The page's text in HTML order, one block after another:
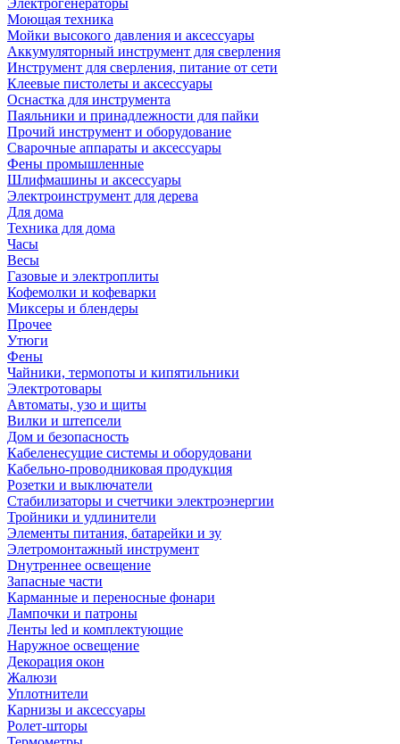
Электрогенераторы
Моющая техника
Мойки высокого давления и аксессуары
Аккумуляторный инструмент для сверления
Инструмент для сверления, питание от сети
Клеевые пистолеты и аксессуары
Оснастка для инструмента
Паяльники и принадлежности для пайки
Прочий инструмент и оборудование
Сварочные аппараты и аксессуары
Фены промышленные
Шлифмашины и аксессуары
Электроинструмент для дерева
Для дома
Техника для дома
Часы
Весы
Газовые и электроплиты
Кофемолки и кофеварки
Миксеры и блендеры
Прочее
Утюги
Фены
Чайники, термопоты и кипятильники
Электротовары
Автоматы, узо и щиты
Вилки и штепсели
Дом и безопасность
Кабеленесущие системы и оборудовани
Кабельно-проводниковая продукция
Розетки и выключатели
Стабилизаторы и счетчики электроэнергии
Тройники и удлинители
Элементы питания, батарейки и зу
Элетромонтажный инструмент
Dнутреннее освещение
Запасные части
Карманные и переносные фонари
Лампочки и патроны
Ленты led и комплектующие
Наружное освещение
Декорация окон
Жалюзи
Уплотнители
Карнизы и аксессуары
Ролет-шторы